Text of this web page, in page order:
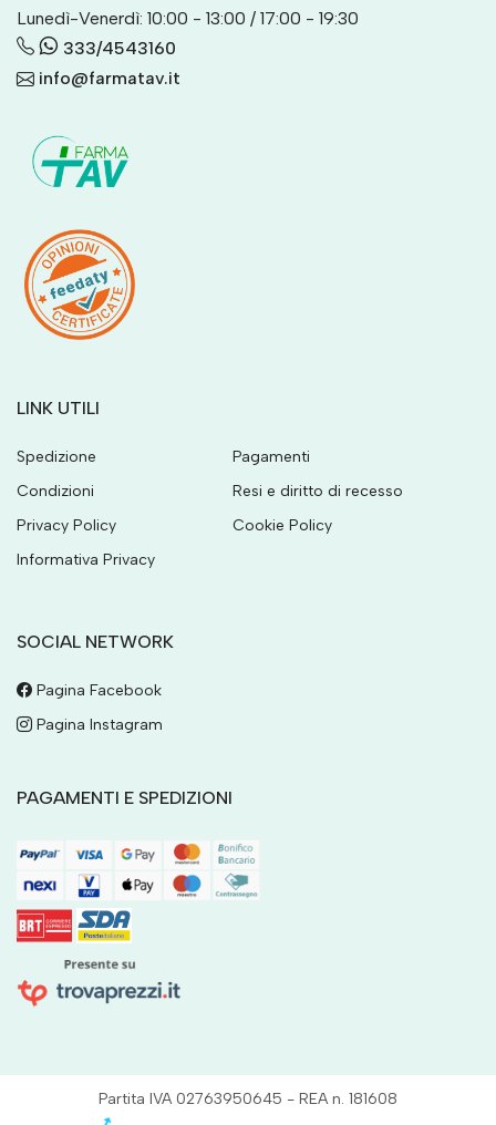
Lunedì-Venerdì: 10:00 - 13:00 / 17:00 - 19:30
333/4543160
info@farmatav.it
LINK UTILI
Spedizione
Pagamenti
Condizioni
Resi e diritto di recesso
Privacy Policy
Cookie Policy
Informativa Privacy
SOCIAL NETWORK
Pagina Facebook
Pagina Instagram
PAGAMENTI E SPEDIZIONI
Partita IVA 02763950645 - REA n. 181608